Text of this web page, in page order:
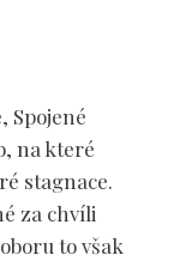
Spojené
na které
stagnace.
za chvíli
to však